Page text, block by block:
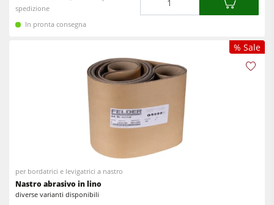
spedizione
In pronta consegna
% Sale
per bordatrici e levigatrici a nastro
Nastro abrasivo in lino
diverse varianti disponibili